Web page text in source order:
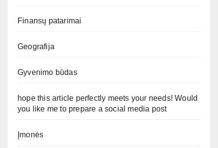
Finansų patarimai
Geografija
Gyvenimo būdas
hope this article perfectly meets your needs! Would
you like me to prepare a social media post
Įmonės